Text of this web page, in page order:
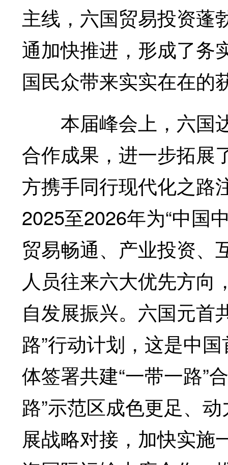
主线，六国贸易投资蓬
通加快推进，形成了务
国民众带来实实在在的
本届峰会上，六国
合作成果，进一步拓展
方携手同行现代化之路
2025至2026年为“中国
贸易畅通、产业投资、
人员往来六大优先方向
自发展振兴。六国元首
路”行动计划，这是中
体签署共建“一带一路”
路”示范区成色更足、
展战略对接，加快实施